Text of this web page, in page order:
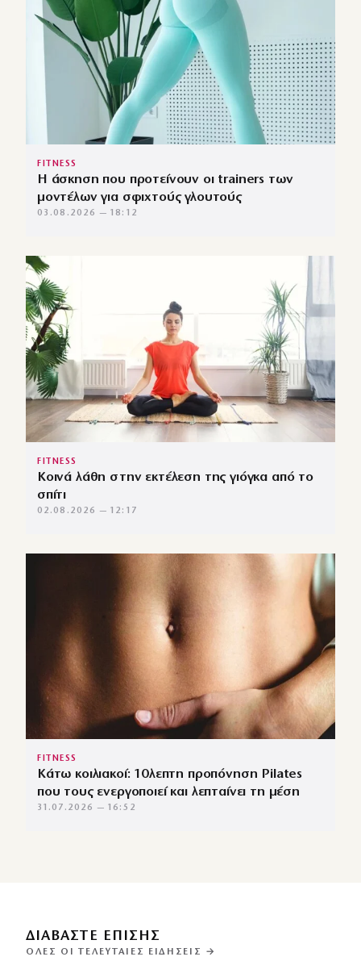
FITNESS
Η άσκηση που προτείνουν οι trainers των
μοντέλων για σφιχτούς γλουτούς
03.08.2026 — 18:12
FITNESS
Κοινά λάθη στην εκτέλεση της γιόγκα από το
σπίτι
02.08.2026 — 12:17
FITNESS
Κάτω κοιλιακοί: 10λεπτη προπόνηση Pilates
που τους ενεργοποιεί και λεπταίνει τη μέση
31.07.2026 — 16:52
ΔΙΑΒΑΣΤΕ ΕΠΙΣΗΣ
ΌΛΕΣ ΟΙ ΤΕΛΕΥΤΑΊΕΣ ΕΙΔΉΣΕΙΣ →